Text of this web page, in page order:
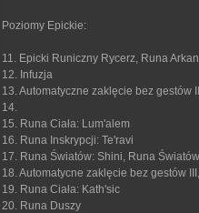
Poziomy Epickie:
11. Epicki Runiczny Rycerz, Runa
12. Infuzja
13. Automatyczne zaklęcie bez gestów II
14.
15. Runa Ciała: Lum'alem
16. Runa Inskrypcji: Te'ravi
17. Runa Światów: Shini, Runa
18. Automatycne zaklęcie bez gestów
19. Runa Ciała: Kath'sic
20. Runa Duszy